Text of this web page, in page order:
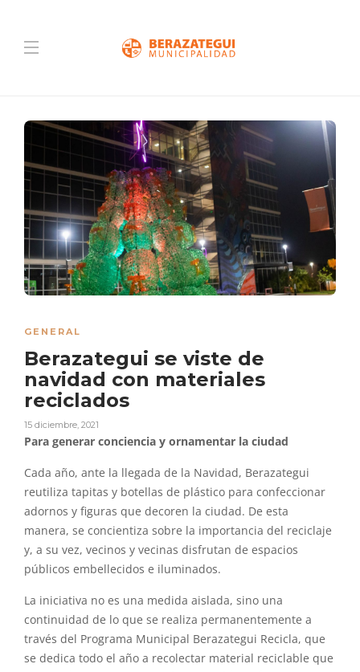
GENERAL
Berazategui se viste de
navidad con materiales
reciclados
15 diciembre, 2021
Para generar conciencia y ornamentar la ciudad
Cada año, ante la llegada de la Navidad, Berazategui
reutiliza tapitas y botellas de plástico para confeccionar
adornos y figuras que decoren la ciudad. De esta
manera, se concientiza sobre la importancia del reciclaje
y, a su vez, vecinos y vecinas disfrutan de espacios
públicos embellecidos e iluminados.
La iniciativa no es una medida aislada, sino una
continuidad de lo que se realiza permanentemente a
través del Programa Municipal Berazategui Recicla, que
se dedica todo el año a recolectar material reciclable que